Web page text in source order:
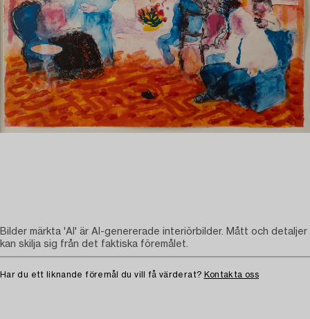
Har du ett liknande föremål du vill få värderat? Kontakta oss
Bilder märkta 'AI' är AI-genererade interiörbilder. Mått och detaljer
kan skilja sig från det faktiska föremålet.